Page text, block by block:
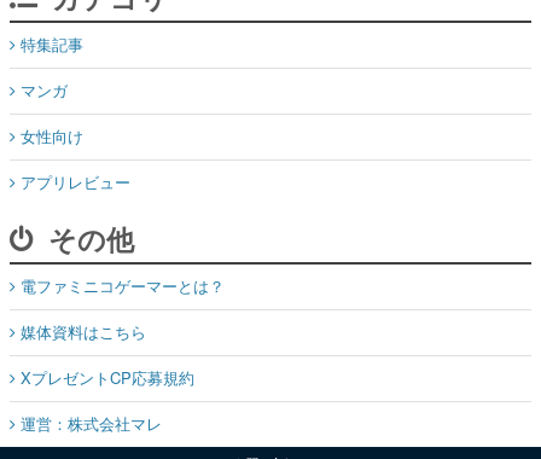
特集記事
マンガ
女性向け
アプリレビュー
その他
電ファミニコゲーマーとは？
媒体資料はこちら
XプレゼントCP応募規約
運営：株式会社マレ